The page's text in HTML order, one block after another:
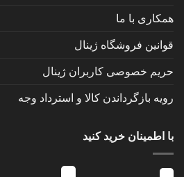
همکاری با ما
قوانین فروشگاه ژینال
حریم خصوصی کاربران ژینال
رویه بازگرداندن کالا و استرداد وجه
با اطمینان خرید کنید